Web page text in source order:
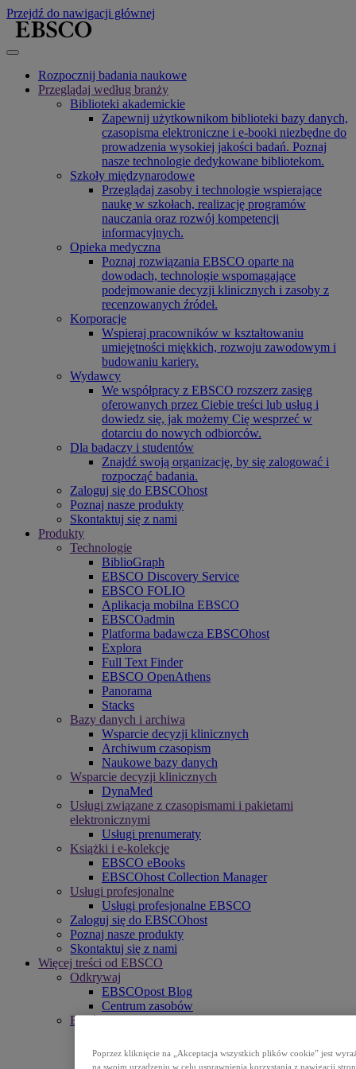
Przejdź do nawigacji głównej
Rozpocznij badania naukowe
Przeglądaj według branży
Biblioteki akademickie
Zapewnij użytkownikom biblioteki bazy danych,
czasopisma elektroniczne i e-booki niezbędne do
prowadzenia wysokiej jakości badań. Poznaj
nasze technologie dedykowane bibliotekom.
Szkoły międzynarodowe
Przeglądaj zasoby i technologie wspierające
naukę w szkołach, realizację programów
nauczania oraz rozwój kompetencji
informacyjnych.
Opieka medyczna
Poznaj rozwiązania EBSCO oparte na
dowodach, technologie wspomagające
podejmowanie decyzji klinicznych i zasoby z
recenzowanych źródeł.
Korporacje
Wspieraj pracowników w kształtowaniu
umiejętności miękkich, rozwoju zawodowym i
budowaniu kariery.
Wydawcy
We współpracy z EBSCO rozszerz zasięg
oferowanych przez Ciebie treści lub usług i
dowiedz się, jak możemy Cię wesprzeć w
dotarciu do nowych odbiorców.
Dla badaczy i studentów
Znajdź swoją organizację, by się zalogować i
rozpocząć badania.
Zaloguj się do EBSCOhost
Poznaj nasze produkty
Skontaktuj się z nami
Produkty
Technologie
BiblioGraph
EBSCO Discovery Service
EBSCO FOLIO
Aplikacja mobilna EBSCO
EBSCOadmin
Platforma badawcza EBSCOhost
Explora
Full Text Finder
EBSCO OpenAthens
Panorama
Stacks
Bazy danych i archiwa
Wsparcie decyzji klinicznych
Archiwum czasopism
Naukowe bazy danych
Wsparcie decyzji klinicznych
DynaMed
Usługi związane z czasopismami i pakietami
elektronicznymi
Usługi prenumeraty
Książki i e-kolekcje
EBSCO eBooks
EBSCOhost Collection Manager
Usługi profesjonalne
Usługi profesjonalne EBSCO
Zaloguj się do EBSCOhost
Poznaj nasze produkty
Skontaktuj się z nami
Więcej treści od EBSCO
Odkrywaj
EBSCOpost Blog
Centrum zasobów
Bądź z nami w kontakcie
Komunikaty prasowe
Newslettery
Poprzez kliknięcie na „Akceptacja wszystkich plików cookie” jest
na swoim urządzeniu w celu usprawnienia korzystania z nawigacji